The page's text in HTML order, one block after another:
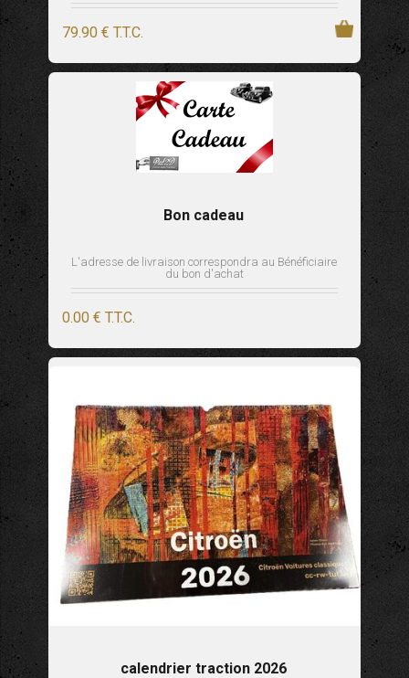
79.90 € T.T.C.
Bon cadeau
L'adresse de livraison correspondra au Bénéficiaire
du bon d'achat
0.00 € T.T.C.
calendrier traction 2026